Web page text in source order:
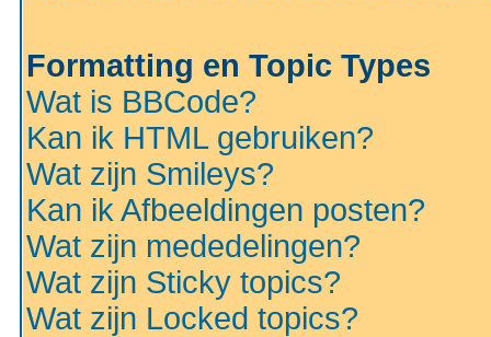
Formatting en Topic Types
Wat is BBCode?
Kan ik HTML gebruiken?
Wat zijn Smileys?
Kan ik Afbeeldingen posten?
Wat zijn mededelingen?
Wat zijn Sticky topics?
Wat zijn Locked topics?